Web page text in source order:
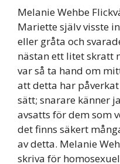
Melanie Wehbe
Mariette själv visste
eller gråta och
nästan ett litet skratt
var så ta hand om
att detta har
sätt; snarare känner
avsatts för dem som
det finns säkert
av detta. Melanie
skriva för